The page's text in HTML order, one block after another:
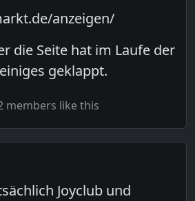
anzeigen/
die Seite hat im Laufe der
geklappt.
members like this
Joyclub und